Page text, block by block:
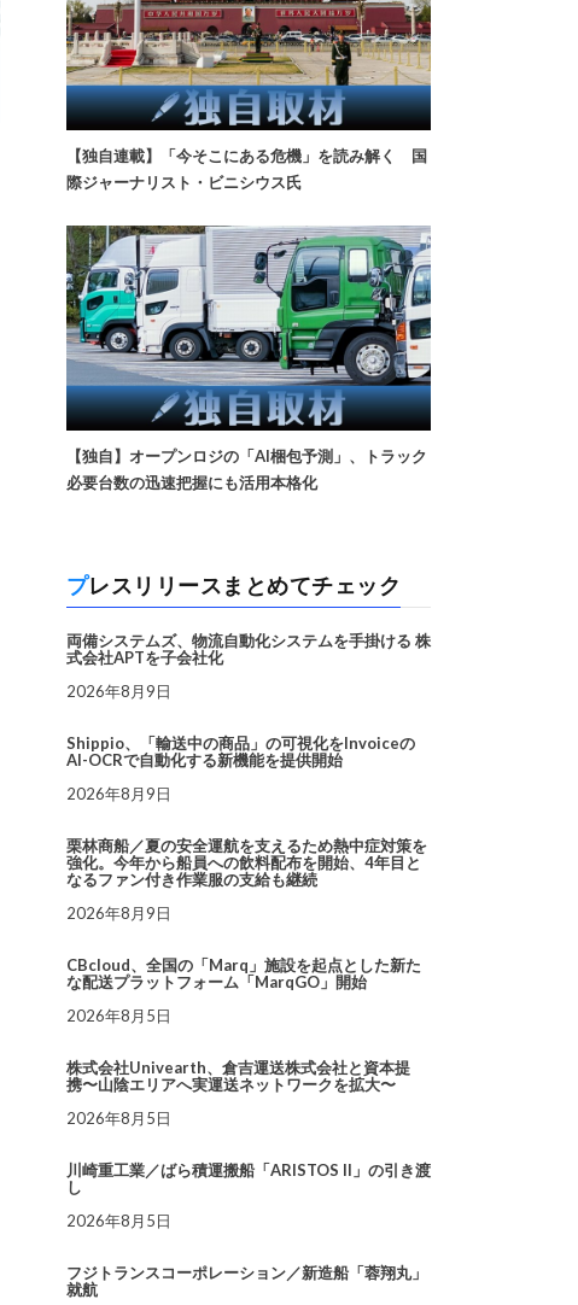
【独自連載】「今そこにある危機」を読み解く 国
際ジャーナリスト・ビニシウス氏
【独自】オープンロジの「AI梱包予測」、トラック
必要台数の迅速把握にも活用本格化
プレスリリースまとめてチェック
両備システムズ、物流自動化システムを手掛ける 株
式会社APTを子会社化
2026年8月9日
Shippio、「輸送中の商品」の可視化をInvoiceの
AI-OCRで自動化する新機能を提供開始
2026年8月9日
栗林商船／夏の安全運航を支えるため熱中症対策を
強化。今年から船員への飲料配布を開始、4年目と
なるファン付き作業服の支給も継続
2026年8月9日
CBcloud、全国の「Marq」施設を起点とした新た
な配送プラットフォーム「MarqGO」開始
2026年8月5日
株式会社Univearth、倉吉運送株式会社と資本提
携〜山陰エリアへ実運送ネットワークを拡大〜
2026年8月5日
川崎重工業／ばら積運搬船「ARISTOS II」の引き渡
し
2026年8月5日
フジトランスコーポレーション／新造船「蓉翔丸」
就航